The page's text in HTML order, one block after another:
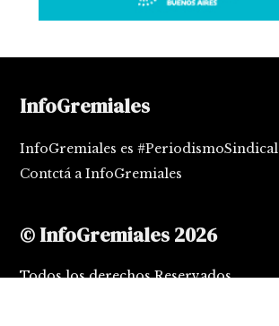
InfoGremiales
InfoGremiales es #PeriodismoSindical
Contctá a InfoGremiales
© InfoGremiales 2026
Todos los derechos Reservados